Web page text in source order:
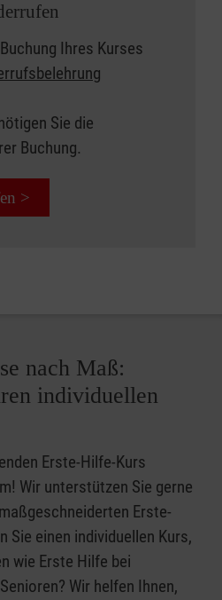
Ihres Kurses
Sie die
Buchung.
>
nach Maß:
individuellen
Erste-Hilfe-Kurs
Wir unterstützen Sie gerne
Erste-
Sie einen individuellen Kurs,
wie Erste Hilfe bei
Wir helfen Ihnen,